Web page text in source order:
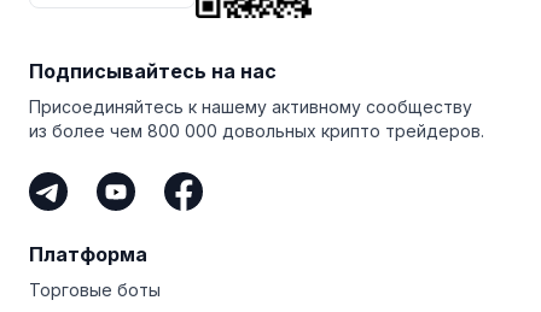
снизить среднюю стоимость владения вашими
и испытать всю мощь продвинутых торговых ботов
Подписывайтесь на нас
Присоединяйтесь к нашему активному сообществу
из более чем 800 000 довольных крипто трейдеров.
Платформа
Торговые боты